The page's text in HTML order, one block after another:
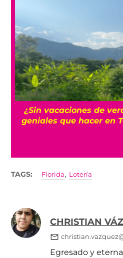
¿Sin vacaciones de
geniales que hacer en
TAGS: Florida, Lotería
CHRISTIAN
Egresado y